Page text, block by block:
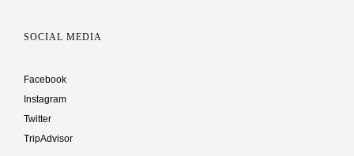
SOCIAL MEDIA
Facebook
Instagram
Twitter
TripAdvisor